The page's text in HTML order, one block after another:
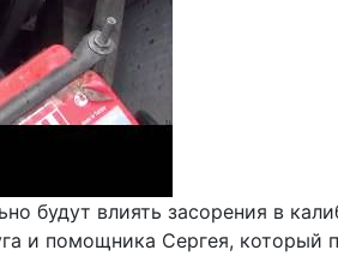
будут влиять засорения в
и помощника Сергея, который